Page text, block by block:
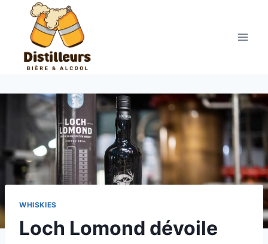
contenu
WHISKIES
Loch Lomond dévoile